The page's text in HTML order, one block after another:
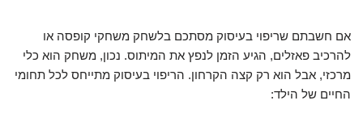
אם חשבתם שריפוי בעיסוק מסתכם בלשחק משחקי קופסה או
להרכיב פאזלים, הגיע הזמן לנפץ את המיתוס. נכון, משחק הוא כלי
מרכזי, אבל הוא רק קצה הקרחון. הריפוי בעיסוק מתייחס לכל תחומי
החיים של הילד: